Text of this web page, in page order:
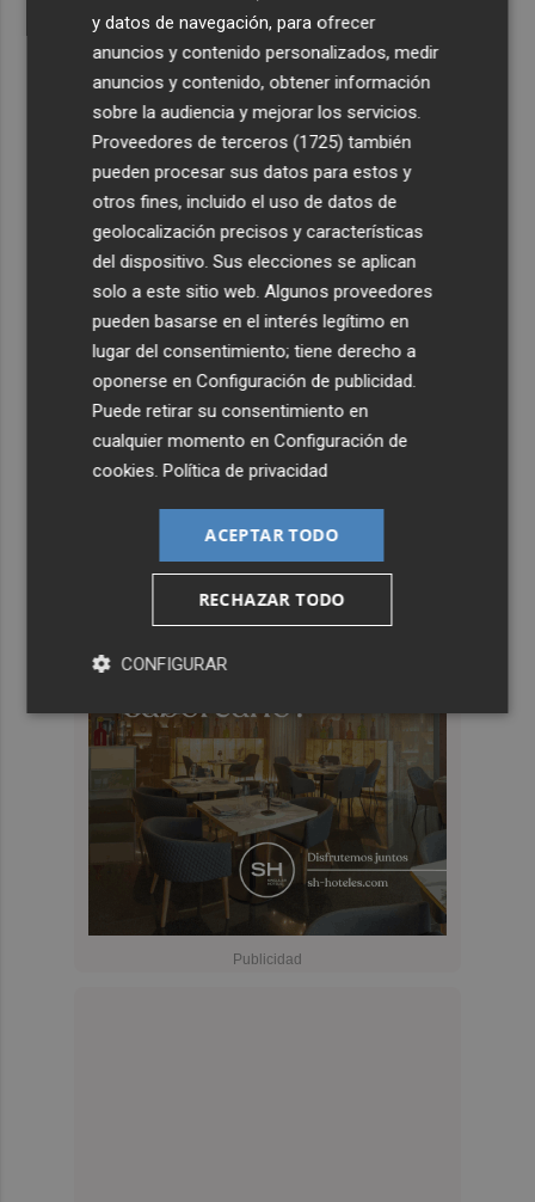
y datos de navegación, para ofrecer
anuncios y contenido personalizados, medir
anuncios y contenido, obtener información
sobre la audiencia y mejorar los servicios.
Proveedores de terceros (1725) también
pueden procesar sus datos para estos y
otros fines, incluido el uso de datos de
geolocalización precisos y características
del dispositivo. Sus elecciones se aplican
solo a este sitio web. Algunos proveedores
pueden basarse en el interés legítimo en
lugar del consentimiento; tiene derecho a
oponerse enConfiguración de publicidad
Puede retirar su consentimiento en
cualquier momento enConfiguración de
cookies .Política de privacidad
ACEPTAR TODO
RECHAZAR TODO
CONFIGURAR